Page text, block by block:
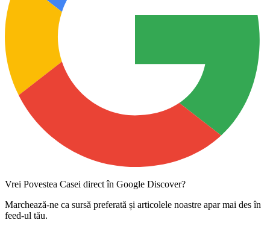
Vrei Povestea Casei direct în Google Discover?
Marchează-ne ca sursă preferată și articolele noastre apar mai des în
feed-ul tău.